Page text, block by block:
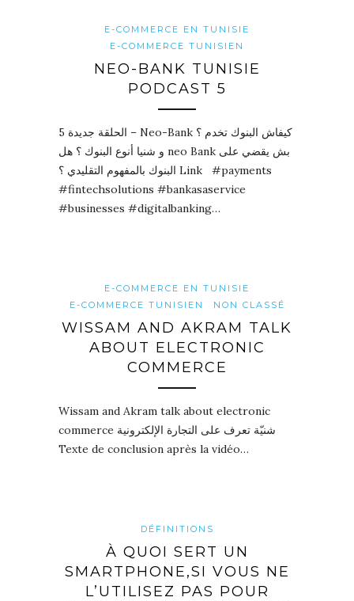
E-COMMERCE EN TUNISIE
E-COMMERCE TUNISIEN
NEO-BANK TUNISIE
PODCAST 5
الحلقة جديدة 5 – Neo-Bank كيفاش البنوك تخدم ؟
و شنيا أنوع البنوك ؟ هل neo Bank بش يقضي على
البنوك بالمفهوم التقليدي ؟ Link #payments
#fintechsolutions #bankasaservice
#businesses #digitalbanking…
E-COMMERCE EN TUNISIE
E-COMMERCE TUNISIEN
NON CLASSÉ
WISSAM AND AKRAM TALK
ABOUT ELECTRONIC
COMMERCE
Wissam and Akram talk about electronic
commerce شنيّة تعرف على التجارة الإلكترونية
Texte de conclusion après la vidéo…
DÉFINITIONS
À QUOI SERT UN
SMARTPHONE,SI VOUS NE
L’UTILISEZ PAS POUR